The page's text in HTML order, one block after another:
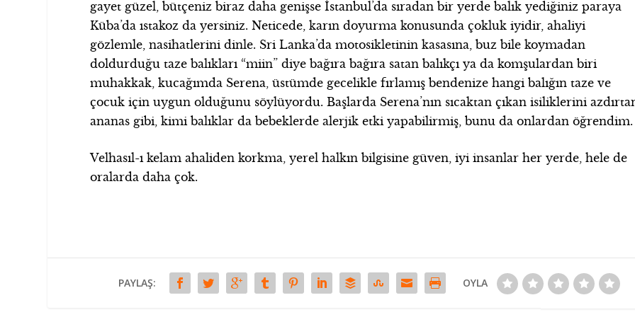
gayet güzel, bütçeniz biraz daha genişse İstanbul’da sıradan bir yerde balık yediğiniz paraya
Küba’da ıstakoz da yersiniz. Neticede, karın doyurma konusunda çokluk iyidir, ahaliyi
gözlemle, nasihatlerini dinle. Sri Lanka’da motosikletinin kasasına, buz bile koymadan
doldurduğu taze balıkları “miin” diye bağıra bağıra satan balıkçı ya da komşulardan biri
muhakkak, kucağımda Serena, üstümde gecelikle fırlamış bendenize hangi balığın taze ve
çocuk için uygun olduğunu söylüyordu. Başlarda Serena’nın sıcaktan çıkan isiliklerini
ananas gibi, kimi balıklar da bebeklerde alerjik etki yapabilirmiş, bunu da onlardan öğrendim.
Velhasıl-ı kelam ahaliden korkma, yerel halkın bilgisine güven, iyi insanlar her yerde, hele de
oralarda daha çok.
PAYLAŞ: OYLA